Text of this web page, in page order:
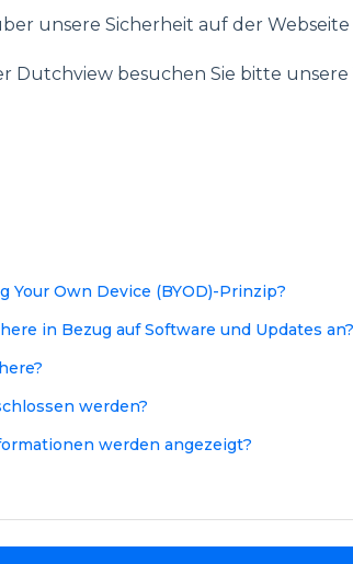
unsere Sicherheit auf der
Dutchview besuchen Sie bitte unsere
Your Own Device (BYOD)-Prinzip?
in Bezug auf Software und Updates an?
werden?
werden angezeigt?